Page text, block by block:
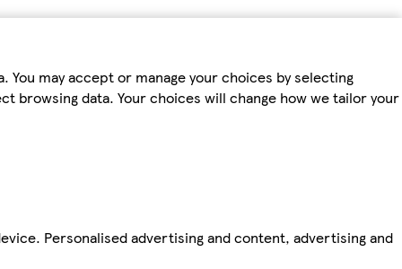
may accept or manage your choices by selecting
browsing data. Your choices will change how we tailor your
Personalised advertising and content, advertising and